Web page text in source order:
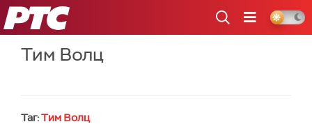
РТС
Тим Волц
Таг:Тим Волц